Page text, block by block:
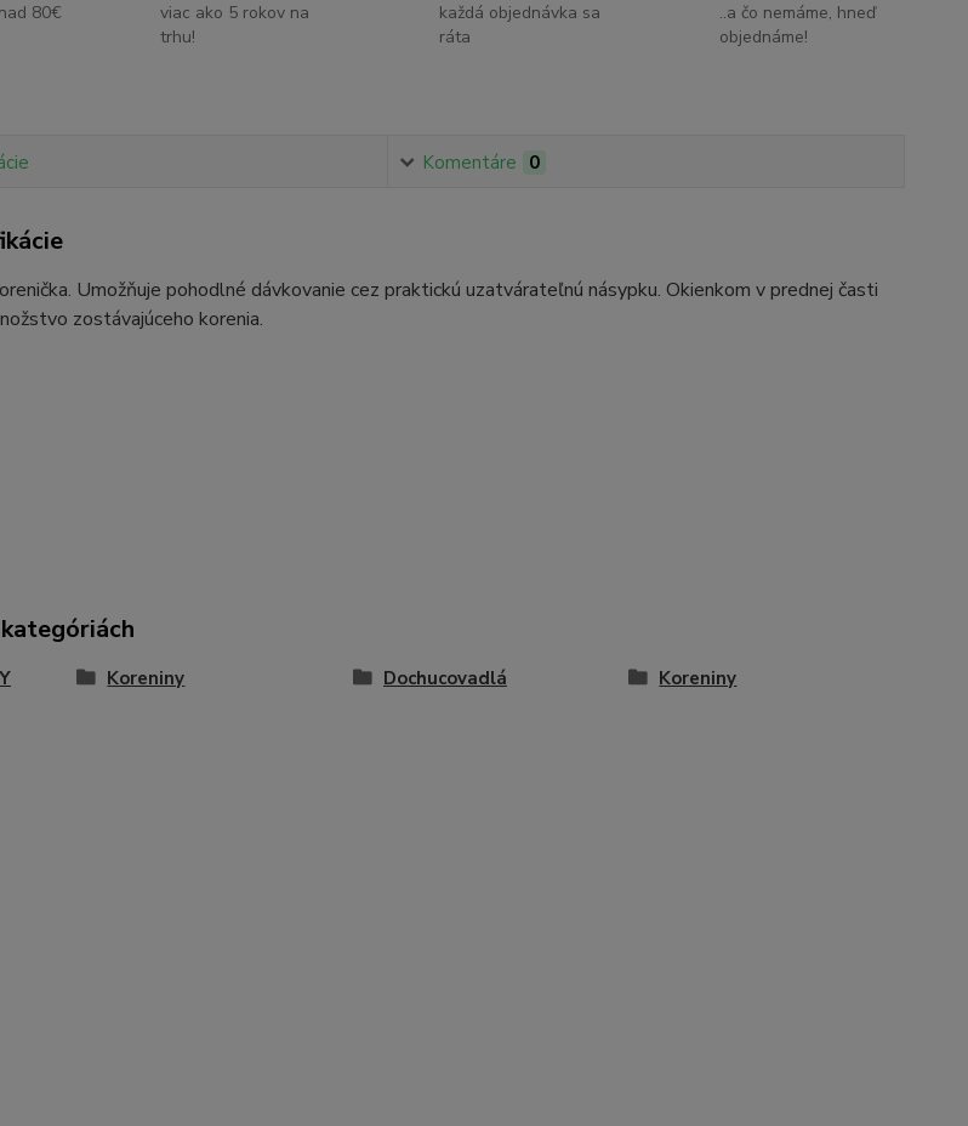
80€
viac ako 5 rokov na
trhu!
každá objednávka sa
ráta
..a čo nemáme, hneď
objednáme!
Komentáre 0
Umožňuje pohodlné dávkovanie cez praktickú uzatvárateľnú násypku. Okienkom v prednej časti
zostávajúceho korenia.
Koreniny Dochucovadlá Koreniny